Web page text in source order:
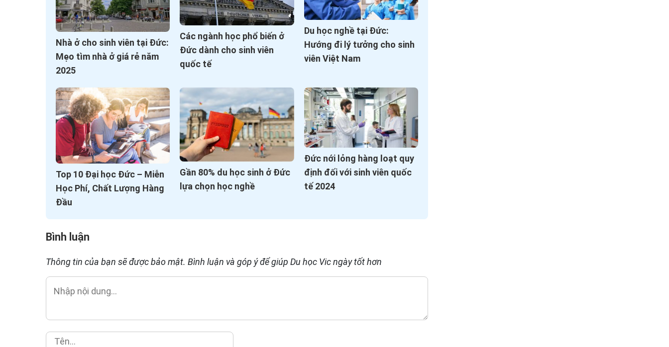
Nhà ở cho sinh viên tại Đức:
Mẹo tìm nhà ở giá rẻ năm
2025
Các ngành học phổ biến ở
Đức dành cho sinh viên
quốc tế
Du học nghề tại Đức:
Hướng đi lý tưởng cho sinh
viên Việt Nam
Top 10 Đại học Đức – Miễn
Học Phí, Chất Lượng Hàng
Đầu
Gần 80% du học sinh ở Đức
lựa chọn học nghề
Đức nới lỏng hàng loạt quy
định đối với sinh viên quốc
tế 2024
Bình luận
Thông tin của bạn sẽ được bảo mật. Bình luận và góp ý để giúp Du học Vic ngày tốt hơn